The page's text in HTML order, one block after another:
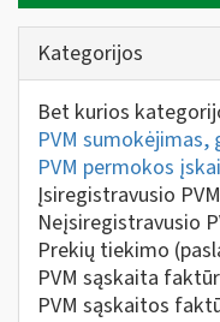
Kategorijos
Bet kurios
PVM sumokėjimas,
PVM permokos
Įsiregistravusio
Neįsiregistravusio
Prekių tiekimo
PVM sąskaita
PVM sąskaitos